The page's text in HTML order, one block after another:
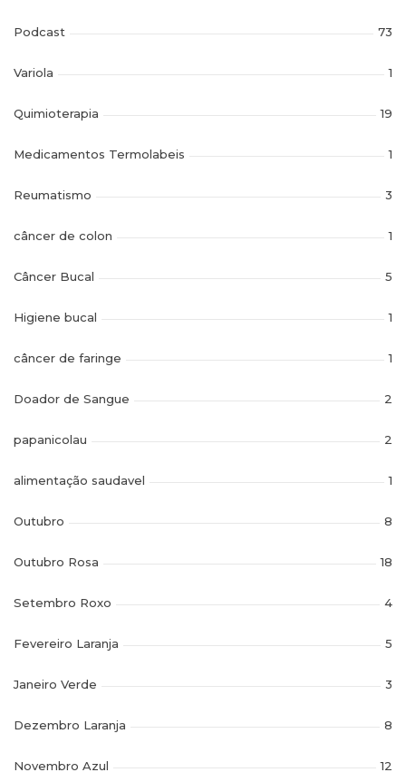
Podcast 73
Variola 1
Quimioterapia 19
Medicamentos Termolabeis 1
Reumatismo 3
câncer de colon 1
Câncer Bucal 5
Higiene bucal 1
câncer de faringe 1
Doador de Sangue 2
papanicolau 2
alimentação saudavel 1
Outubro 8
Outubro Rosa 18
Setembro Roxo 4
Fevereiro Laranja 5
Janeiro Verde 3
Dezembro Laranja 8
Novembro Azul 12